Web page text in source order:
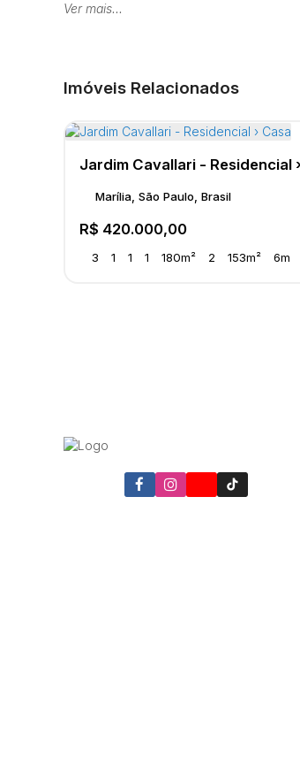
Estrutura
Acabamento
Ver mais...
Imóveis Relacionados
Jardim Cavallari - Residencial
R$ 420.000,00
Marília, São Paulo, Brasil
3 1 1 1 180m² 2 153m² 6m